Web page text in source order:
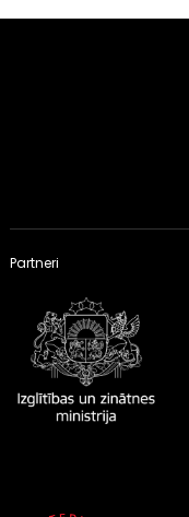
Partneri